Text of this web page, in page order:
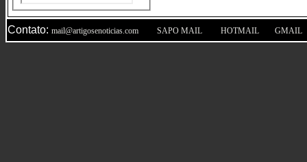
Contato: mail@artigosenoticias.com SAPO MAIL HOTMAIL GMAIL